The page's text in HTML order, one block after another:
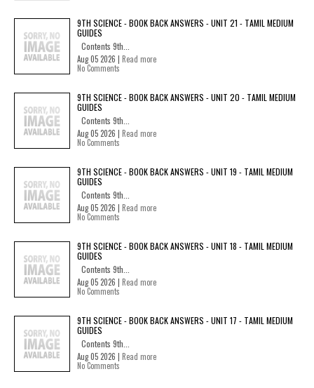
9TH SCIENCE - BOOK BACK ANSWERS - UNIT 21 - TAMIL MEDIUM
GUIDES
Contents 9th...
Aug 05 2026 | Read more
No Comments
9TH SCIENCE - BOOK BACK ANSWERS - UNIT 20 - TAMIL MEDIUM
GUIDES
Contents 9th...
Aug 05 2026 | Read more
No Comments
9TH SCIENCE - BOOK BACK ANSWERS - UNIT 19 - TAMIL MEDIUM
GUIDES
Contents 9th...
Aug 05 2026 | Read more
No Comments
9TH SCIENCE - BOOK BACK ANSWERS - UNIT 18 - TAMIL MEDIUM
GUIDES
Contents 9th...
Aug 05 2026 | Read more
No Comments
9TH SCIENCE - BOOK BACK ANSWERS - UNIT 17 - TAMIL MEDIUM
GUIDES
Contents 9th...
Aug 05 2026 | Read more
No Comments